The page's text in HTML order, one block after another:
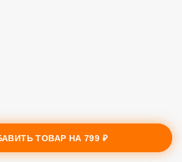
ТОВАР НА799 ₽